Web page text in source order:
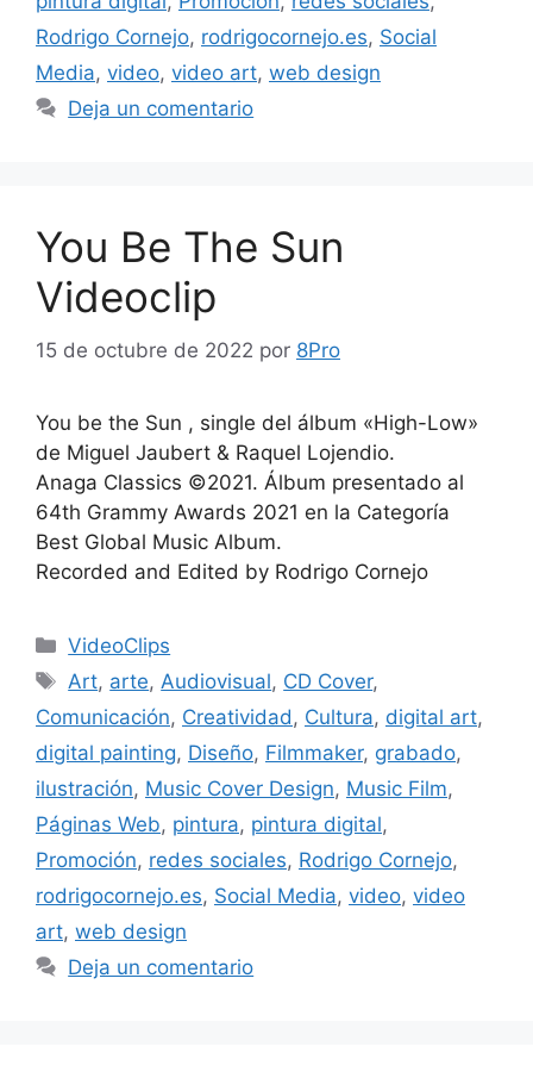
Rodrigo Cornejo, rodrigocornejo.es, Social
Media, video, video art, web design
Deja un comentario
You Be The Sun
Videoclip
15 de octubre de 2022 por 8Pro
You be the Sun , single del álbum «High-Low»
de Miguel Jaubert & Raquel Lojendio.
Anaga Classics ©2021. Álbum presentado al
64th Grammy Awards 2021 en la Categoría
Best Global Music Album.
Recorded and Edited by Rodrigo Cornejo
VideoClips
Art, arte, Audiovisual, CD Cover,
Comunicación, Creatividad , Cultura, digital art,
digital painting, Diseño, Filmmaker, grabado,
ilustración, Music Cover Design, Music Film,
Páginas Web, pintura, pintura digital,
Promoción, redes sociales, Rodrigo Cornejo,
rodrigocornejo.es, Social Media, video, video
art, web design
Deja un comentario